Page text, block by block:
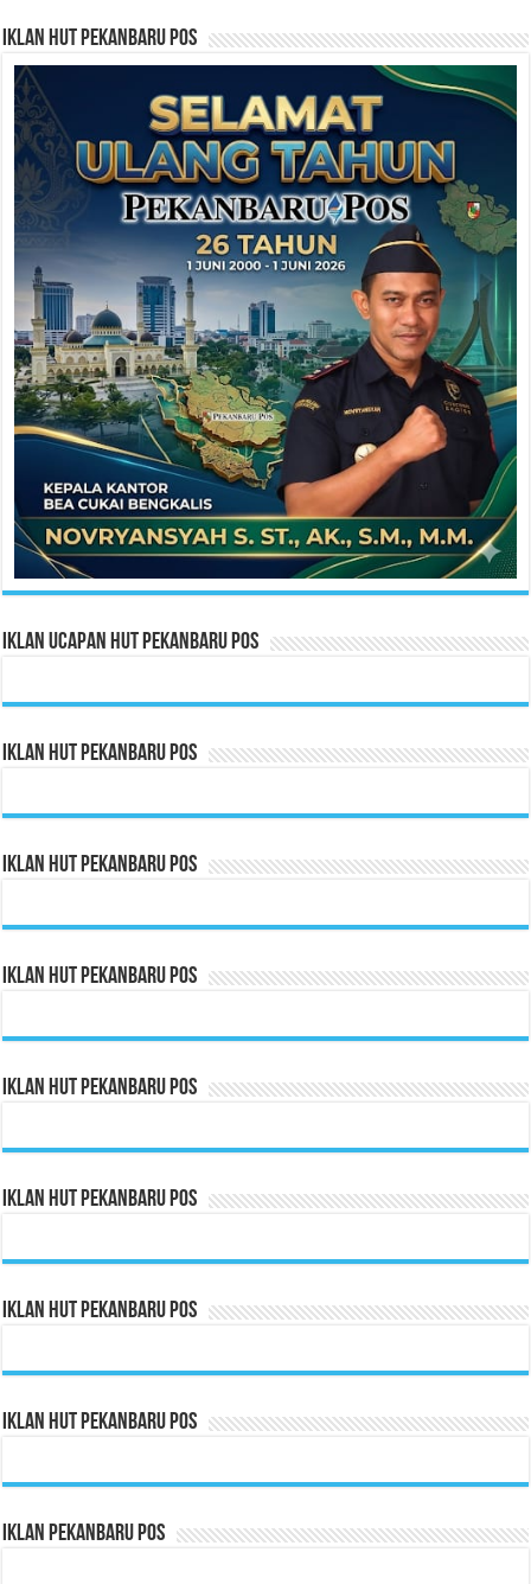
Iklan HUT Pekanbaru Pos
Iklan Ucapan HUT Pekanbaru Pos
Iklan HUT Pekanbaru Pos
Iklan HUT Pekanbaru Pos
Iklan HUT Pekanbaru Pos
Iklan HUT Pekanbaru Pos
Iklan HUT Pekanbaru Pos
Iklan HUT Pekanbaru Pos
Iklan HUT Pekanbaru Pos
Iklan Pekanbaru Pos